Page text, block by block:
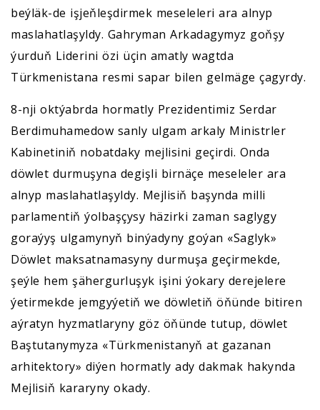
beýläk-de işjeňleşdirmek meseleleri ara alnyp
maslahatlaşyldy. Gahryman Arkadagymyz goňşy
ýurduň Liderini özi üçin amatly wagtda
Türkmenistana resmi sapar bilen gelmäge çagyrdy.
8-nji oktýabrda hormatly Prezidentimiz Serdar
Berdimuhamedow sanly ulgam arkaly Ministrler
Kabinetiniň nobatdaky mejlisini geçirdi. Onda
döwlet durmuşyna degişli birnäçe meseleler ara
alnyp maslahatlaşyldy. Mejlisiň başynda milli
parlamentiň ýolbaşçysy häzirki zaman saglygy
goraýyş ulgamynyň binýadyny goýan «Saglyk»
Döwlet maksatnamasyny durmuşa geçirmekde,
şeýle hem şähergurluşyk işini ýokary derejelere
ýetirmekde jemgyýetiň we döwletiň öňünde bitiren
aýratyn hyzmatlaryny göz öňünde tutup, döwlet
Baştutanymyza «Türkmenistanyň at gazanan
arhitektory» diýen hormatly ady dakmak hakynda
Mejlisiň kararyny okady.